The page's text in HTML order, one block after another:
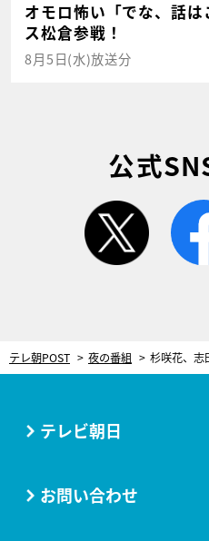
オモロ怖い「でな、話
ス松倉参戦！
8月5日(水)放送分
公式
twitter
テレ朝POST 夜の番組
テレビ朝日
お問い合わせ